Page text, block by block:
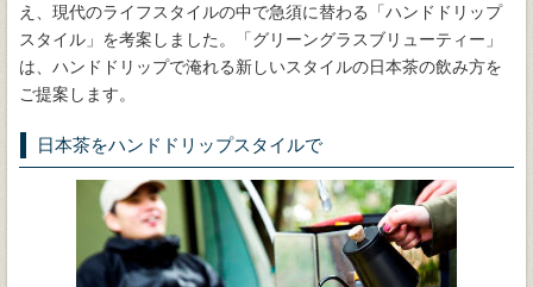
え、現代のライフスタイルの中で急須に替わる「ハンドドリップ
スタイル」を考案しました。「グリーングラスブリューティー」
は、ハンドドリップで淹れる新しいスタイルの日本茶の飲み方を
ご提案します。
日本茶をハンドドリップスタイルで